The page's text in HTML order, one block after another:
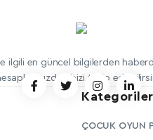
ilgili en güncel bilgilerden
bizi takip
Kategoriler
ÇOCUK OYUN